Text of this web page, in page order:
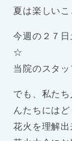
夏は楽しい
今週の２７
☆
当院のスタ
でも、私た
んたちには
花火を理解出